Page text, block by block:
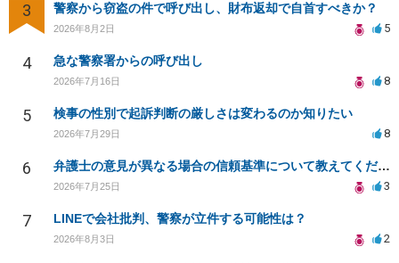
3 警察から窃盗の件で呼び出し、財布返却で自首すべきか？
2026年8月2日 5
4 急な警察署からの呼び出し
2026年7月16日 8
5 検事の性別で起訴判断の厳しさは変わるのか知りたい
2026年7月29日 8
6 弁護士の意見が異なる場合の信頼基準について教えてください
2026年7月25日 3
7 LINEで会社批判、警察が立件する可能性は？
2026年8月3日 2